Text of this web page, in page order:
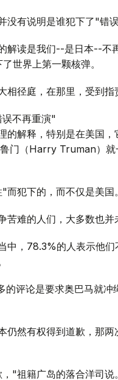
没有说明是谁犯下了"错误
解读是我们--是日本--不
世界上第一颗核弹。
径庭，在那里，受到指
不再重演"
的解释，特别是在美国
门（Harry Truman）
犯下的，而不仅是美国。
难的人们，大多数也并
中，78.3%的人表示他
评论是要求奥巴马就冲
仍然有权得到道歉，那
"祖籍广岛的落合洋司说。